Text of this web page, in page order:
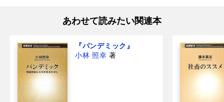
あわせて読みたい関連本
『パンデミック』
小林 照幸 著